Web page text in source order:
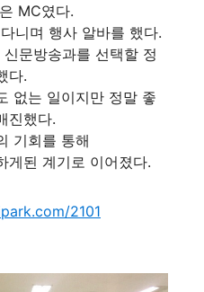
MC였다.
니며 행사 알바를 했다.
문방송과를 선택할 정
다.
없는 일이지만 정말 좋
진했다.
기회를 통해
게된 계기로 이어졌다.
2101